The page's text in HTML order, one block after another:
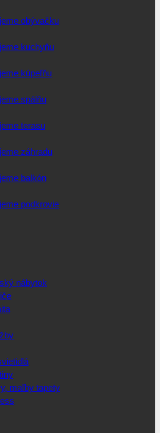
obývačku
kuchyňu
kúpeľňu
spálňu
terasu
záhradu
balkón
podkrovie
nábytok
maľby tapety